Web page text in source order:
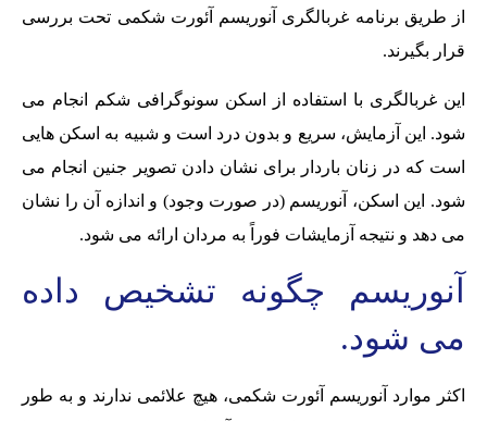
از طریق برنامه غربالگری آنوریسم آئورت شکمی تحت بررسی
قرار بگیرند.
این غربالگری با استفاده از اسکن سونوگرافی شکم انجام می
شود. این آزمایش، سریع و بدون درد است و شبیه به اسکن هایی
است که در زنان باردار برای نشان دادن تصویر جنین انجام می
شود. این اسکن، آنوریسم (در صورت وجود) و اندازه آن را نشان
می دهد و نتیجه آزمایشات فوراً به مردان ارائه می شود.
آنوریسم چگونه تشخیص داده
می شود.
اکثر موارد آنوریسم آئورت شکمی، هیچ علائمی ندارند و به طور